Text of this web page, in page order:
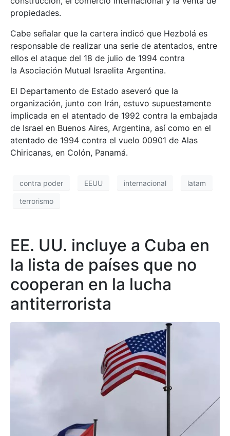
propiedades.
Cabe señalar que la cartera indicó que Hezbolá es
responsable de realizar una serie de atentados, entre
ellos el ataque del 18 de julio de 1994 contra
la Asociación Mutual Israelita Argentina.
El Departamento de Estado aseveró que la
organización, junto con Irán, estuvo supuestamente
implicada en el atentado de 1992 contra la embajada
de Israel en Buenos Aires, Argentina, así como en el
atentado de 1994 contra el vuelo 00901 de Alas
Chiricanas, en Colón, Panamá.
contra poder EEUU internacional latam
terrorismo
EE. UU. incluye a Cuba en
la lista de países que no
cooperan en la lucha
antiterrorista